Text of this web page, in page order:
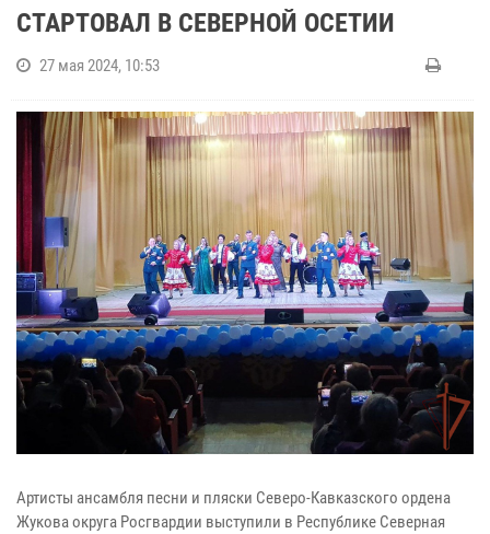
СТАРТОВАЛ В СЕВЕРНОЙ ОСЕТИИ
27 мая 2024, 10:53
Артисты ансамбля песни и пляски Северо-Кавказского ордена
Жукова округа Росгвардии выступили в Республике Северная